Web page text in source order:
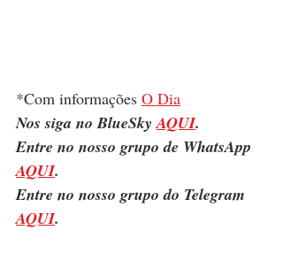
*Com informações O Dia
Nos siga no BlueSky AQUI.
Entre no nosso grupo de WhatsApp
AQUI.
Entre no nosso grupo do Telegram
AQUI.